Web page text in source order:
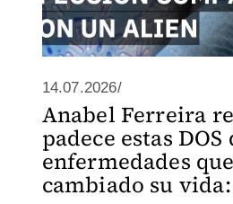
14.07.2026/
Anabel Ferreira
padece estas
enfermedades
cambiado su vida: